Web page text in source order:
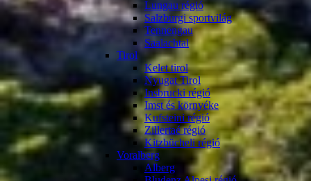
Lungau régió
Salzburgi sportvilág
Tennengau
Saalachtal
Tirol
Kelet tirol
Nyugat Tirol
Insbrucki régió
Imst és környéke
Kufsteini régió
Zillertaé régió
Kitzbücheli régió
Voralberg
Alberg